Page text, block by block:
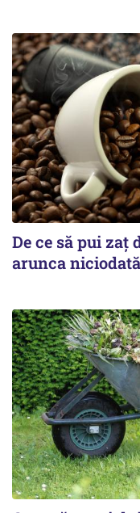
De ce să pui zaț
arunca